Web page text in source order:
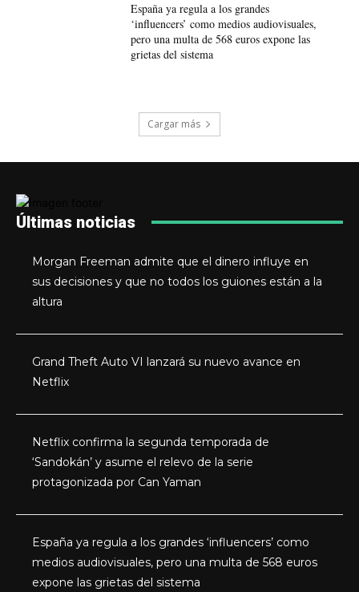
España ya regula a los grandes
‘influencers’ como medios audiovisuales,
pero una multa de 568 euros expone las
grietas del sistema
Cargar más
Últimas noticias
Morgan Freeman admite que el dinero influye en
sus decisiones y que no todos los guiones están a la
altura
Grand Theft Auto VI lanzará su nuevo avance en
Netflix
Netflix confirma la segunda temporada de
‘Sandokán’ y asume el relevo de la serie
protagonizada por Can Yaman
España ya regula a los grandes ‘influencers’ como
medios audiovisuales, pero una multa de 568 euros
expone las grietas del sistema